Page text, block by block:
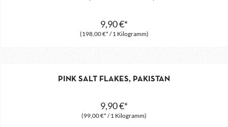
(198,00 €* / 1 Kilogramm)
9,90 €*
PINK SALT FLAKES, PAKISTAN
(99,00 €* / 1 Kilogramm)
9,90 €*